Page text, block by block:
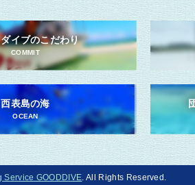
イブのこだわり
COMMIT
西表島の海
OCEAN
GOODDIVE . All Rights Reserved.